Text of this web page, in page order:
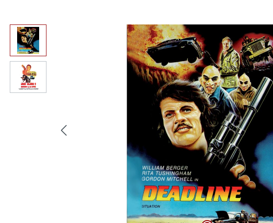
Bildergalerie überspringen